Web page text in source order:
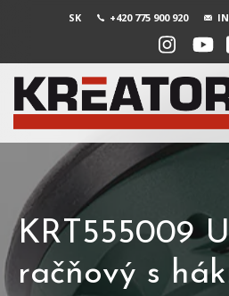
SK +420 775 900 920
KRT555009
račňový s